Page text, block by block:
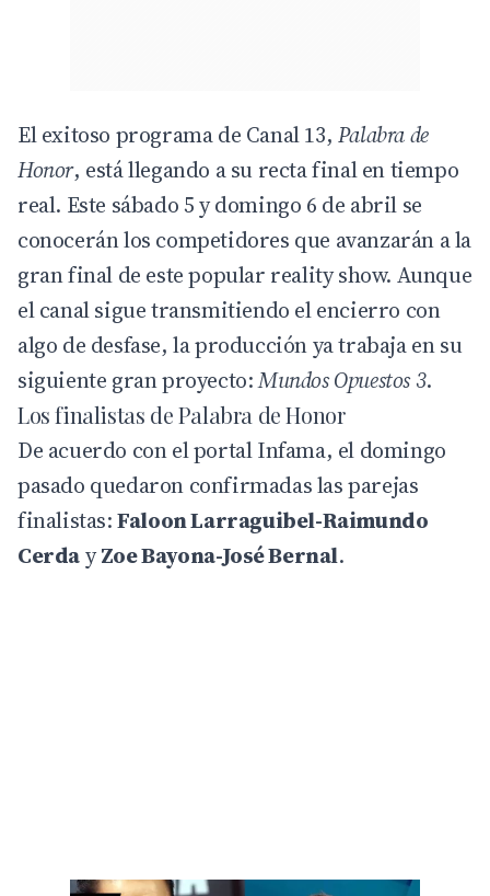
El exitoso programa de Canal 13, Palabra de
Honor, está llegando a su recta final en tiempo
real. Este sábado 5 y domingo 6 de abril se
conocerán los competidores que avanzarán a la
gran final de este popular reality show. Aunque
el canal sigue transmitiendo el encierro con
algo de desfase, la producción ya trabaja en su
siguiente gran proyecto:Mundos Opuestos 3.
Los finalistas de Palabra de Honor
De acuerdo con el portal Infama, el domingo
pasado quedaron confirmadas las parejas
finalistas:Faloon Larraguibel-Raimundo
CerdayZoe Bayona-José Bernal.